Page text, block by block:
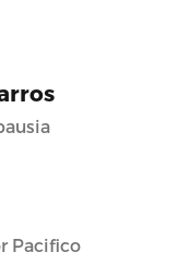
Pacifico